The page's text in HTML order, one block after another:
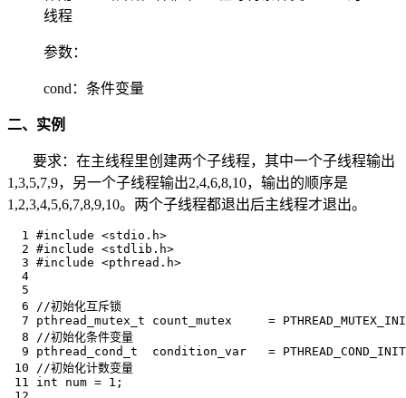
线程
参数：
cond：条件变量
二、实例
要求：在主线程里创建两个子线程，其中一个子线程输出
1,3,5,7,9，另一个子线程输出2,4,6,8,10，输出的顺序是
1,2,3,4,5,6,7,8,9,10。两个子线程都退出后主线程才退出。
  1 #include <stdio.h>
  2 #include <stdlib.h>
  3 #include <pthread.h>
  4
  5
  6 //初始化互斥锁
7 pthread_mutex_t count_mutex     =
  8 //初始化条件变量
9 pthread_cond_t  condition_var   =
10 //初始化计数变量
11 int num = 1;